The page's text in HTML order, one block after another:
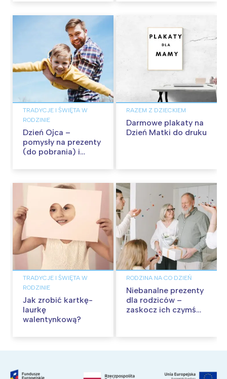
TRADYCJE I ŚWIĘTA W
RODZINIE
Dzień Ojca –
pomysły na prezenty
(do pobrania) i
RAZEM Z DZIECKIEM
Darmowe plakaty na
Dzień Matki do druku
TRADYCJE I ŚWIĘTA W
RODZINIE
Jak zrobić kartkę-
laurkę
walentynkową?
RODZINA NA CO DZIEŃ
Niebanalne prezenty
dla rodziców –
zaskocz ich czymś